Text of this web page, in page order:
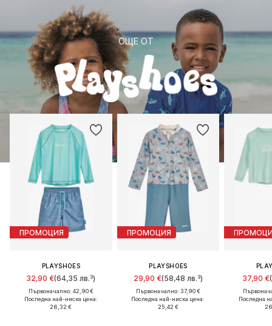
ОЩЕ ОТ
ПРОМОЦИЯ
PLAYSHOES
32,90 €(64,35 лв.³)
Първоначално: 42,90 €
Последна най-ниска цена:
26,32 €
ПРОМОЦИЯ
PLAYSHOES
29,90 €(58,48 лв.³)
Първоначално: 37,90 €
Последна най-ниска цена:
25,42 €
37,90 €
Последна